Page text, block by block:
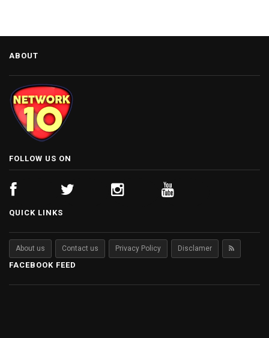
ABOUT
FOLLOW US ON
QUICK LINKS
About us Contact us Privacy Policy Disclamer
FACEBOOK FEED